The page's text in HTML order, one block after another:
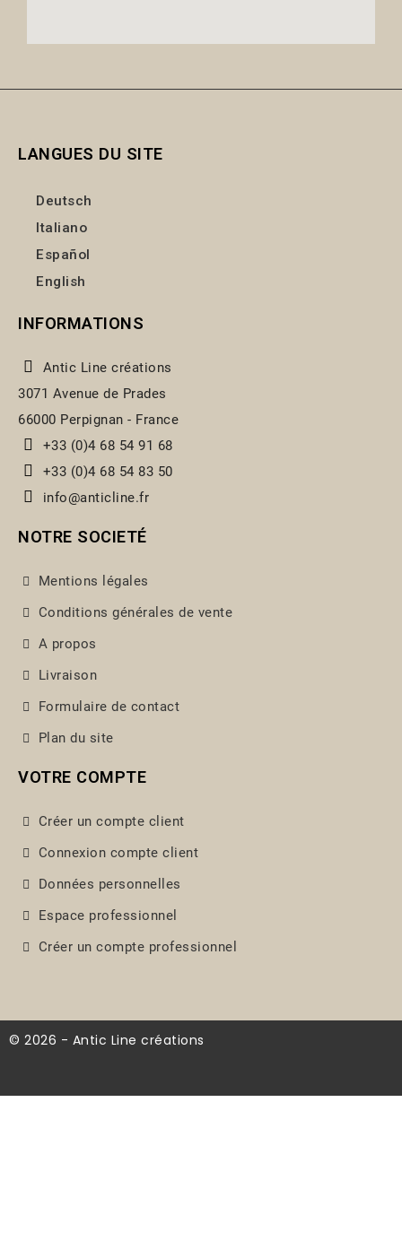
LANGUES DU SITE
Deutsch
Italiano
Español
English
INFORMATIONS
Antic Line créations
3071 Avenue de Prades
66000 Perpignan - France
+33 (0)4 68 54 91 68
+33 (0)4 68 54 83 50
info@anticline.fr
NOTRE SOCIETÉ
Mentions légales
Conditions générales de vente
A propos
Livraison
Formulaire de contact
Plan du site
VOTRE COMPTE
Créer un compte client
Connexion compte client
Données personnelles
Espace professionnel
Créer un compte professionnel
© 2026 - Antic Line créations